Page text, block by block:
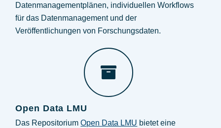
Datenmanagementplänen, individuellen Workflows
für das Datenmanagement und der
Veröffentlichungen von Forschungsdaten.
Open Data LMU
Das RepositoriumOpen Data LMU bietet eine